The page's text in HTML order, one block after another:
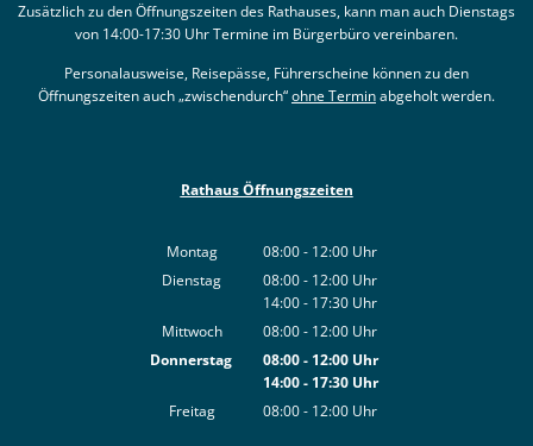
Zusätzlich zu den Öffnungszeiten des Rathauses, kann man auch Dienstags
von 14:00-17:30 Uhr Termine im Bürgerbüro vereinbaren.
Personalausweise, Reisepässe, Führerscheine können zu den
Öffnungszeiten auch „zwischendurch“ohne Terminabgeholt werden.
Rathaus Öffnungszeiten
Montag 08:00- 12:00 Uhr
Von 08:00 bis 12:00 Uhr
Dienstag 08:00- 12:00 Uhr
Von 08:00 bis 12:00 Uhr
14:00- 17:30 Uhr
Von 14:00 bis 17:30 Uhr
Mittwoch 08:00- 12:00 Uhr
Von 08:00 bis 12:00 Uhr
Donnerstag 08:00- 12:00Uhr
Von 08:00 bis 12:00 Uhr
14:00- 17:30Uhr
Von 14:00 bis 17:30 Uhr
Freitag 08:00- 12:00 Uhr